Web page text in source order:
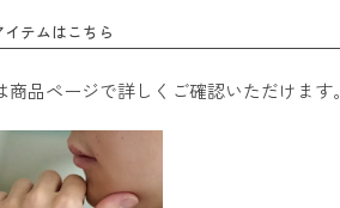
テムはこちら
品ページで詳しくご確認いただけます。